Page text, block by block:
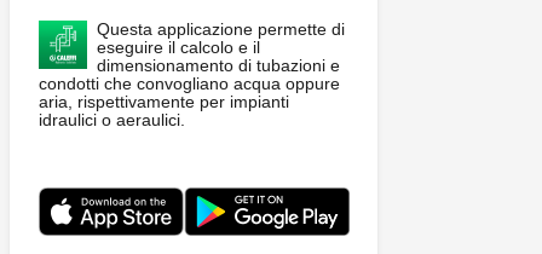
Questa applicazione permette di
eseguire il calcolo e il
dimensionamento di tubazioni e
condotti che convogliano acqua oppure
aria, rispettivamente per impianti
idraulici o aeraulici.